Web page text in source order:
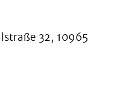
32, 10965